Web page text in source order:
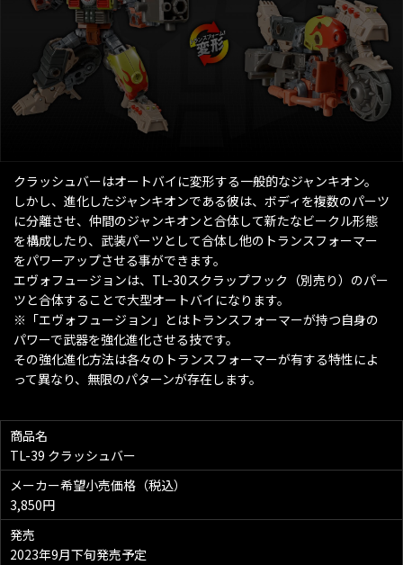
クラッシュバーはオートバイに変形する一般的なジャンキオン。
しかし、進化したジャンキオンである彼は、ボディを複数のパーツ
に分離させ、仲間のジャンキオンと合体して新たなビークル形態
を構成したり、武装パーツとして合体し他のトランスフォーマー
をパワーアップさせる事ができます。
エヴォフュージョンは、TL-30スクラップフック（別売り）のパー
ツと合体することで大型オートバイになります。
※「エヴォフュージョン」とはトランスフォーマーが持つ自身の
パワーで武器を強化進化させる技です。
その強化進化方法は各々のトランスフォーマーが有する特性によ
って異なり、無限のパターンが存在します。
商品名
TL-39 クラッシュバー
メーカー希望小売価格（税込）
3,850円
発売
2023年9月下旬発売予定